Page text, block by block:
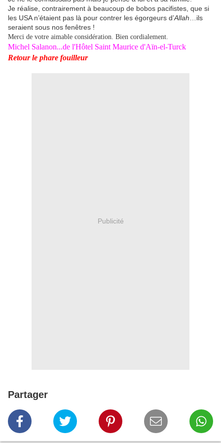
Je réalise, contrairement à beaucoup de bobos pacifistes, que si
les USA n’étaient pas là pour contrer les égorgeurs d’Allah …ils
seraient sous nos fenêtres !
Merci de votre aimable considération. Bien cordialement.
Michel Salanon...de l'Hôtel Saint Maurice d'Aïn-el-Turck
Retour le phare fouilleur
Publicité
Partager